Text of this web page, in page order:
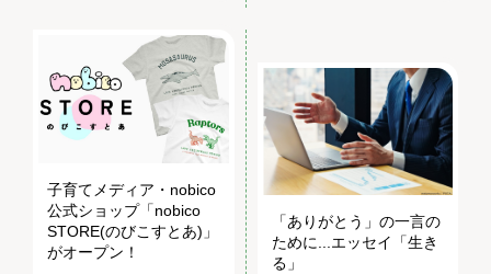
子育てメディア・nobico
公式ショップ「nobico
STORE(のびこすとあ)」
がオープン！
「ありがとう」の一言の
ために...エッセイ「生き
る」